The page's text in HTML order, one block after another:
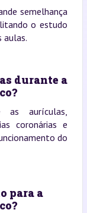
semelhança
o estudo
aulas.
durante a
as aurículas,
coronárias e
do
para a